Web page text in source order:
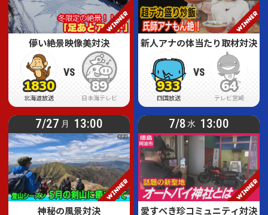
儚い絶景映像美対決
北海道放送
1830
1830
1830
日本海テレビ
89
89
89
VS
新人アナの体当たり取材対決
四国放送
933
933
933
テレビ宮崎
64
64
64
VS
7/27 月 13:00
神秘の風景対決
7/8 水 13:00
愛すべき珍コミュニティ対決